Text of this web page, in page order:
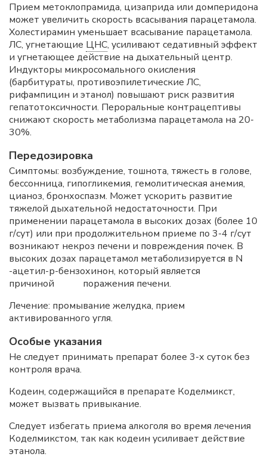
Прием метоклопрамида, цизаприда или домперидона
может увеличить скорость всасывания парацетамола.
Холестирамин уменьшает всасывание парацетамола.
ЛС, угнетающие ЦНС, усиливают седативный эффект
и угнетающее действие на дыхательный центр.
Индукторы микросомального окисления
(барбитураты, противоэпилетические ЛС,
рифампицин и этанол) повышают риск развития
гепатотоксичности. Пероральные контрацептивы
снижают скорость метаболизма парацетамола на 20-
30%.
Передозировка
Симптомы: возбуждение, тошнота, тяжесть в голове,
бессонница, гипогликемия, гемолитическая анемия,
цианоз, бронхоспазм. Может ускорить развитие
тяжелой дыхательной недостаточности. При
применении парацетамола в высоких дозах (более 10
г/сут) или при продолжительном приеме по 3-4 г/сут
возникают некроз печени и повреждения почек. В
высоких дозах парацетамол метаболизируется в N
-ацетил-р-бензохинон, который является
причиной поражения печени.
Лечение: промывание желудка, прием
активированного угля.
Особые указания
Не следует принимать препарат более 3-х суток без
контроля врача.
Кодеин, содержащийся в препарате Коделмикст,
может вызвать привыкание.
Следует избегать приема алкоголя во время лечения
Коделмикстом, так как кодеин усиливает действие
этанола.